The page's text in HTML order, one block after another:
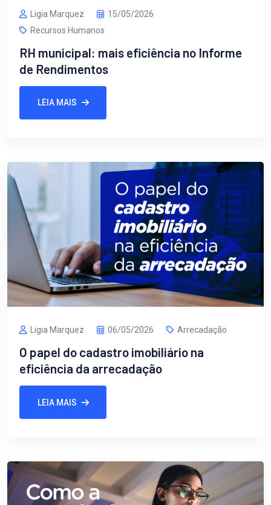
Ligia Marquez
15/05/2026
Recursos Humanos
RH municipal: mais eficiência no Informe
de Rendimentos
LEIA MAIS
Ligia Marquez 06/05/2026 Arrecadação
O papel do cadastro imobiliário na
eficiência da arrecadação
LEIA MAIS